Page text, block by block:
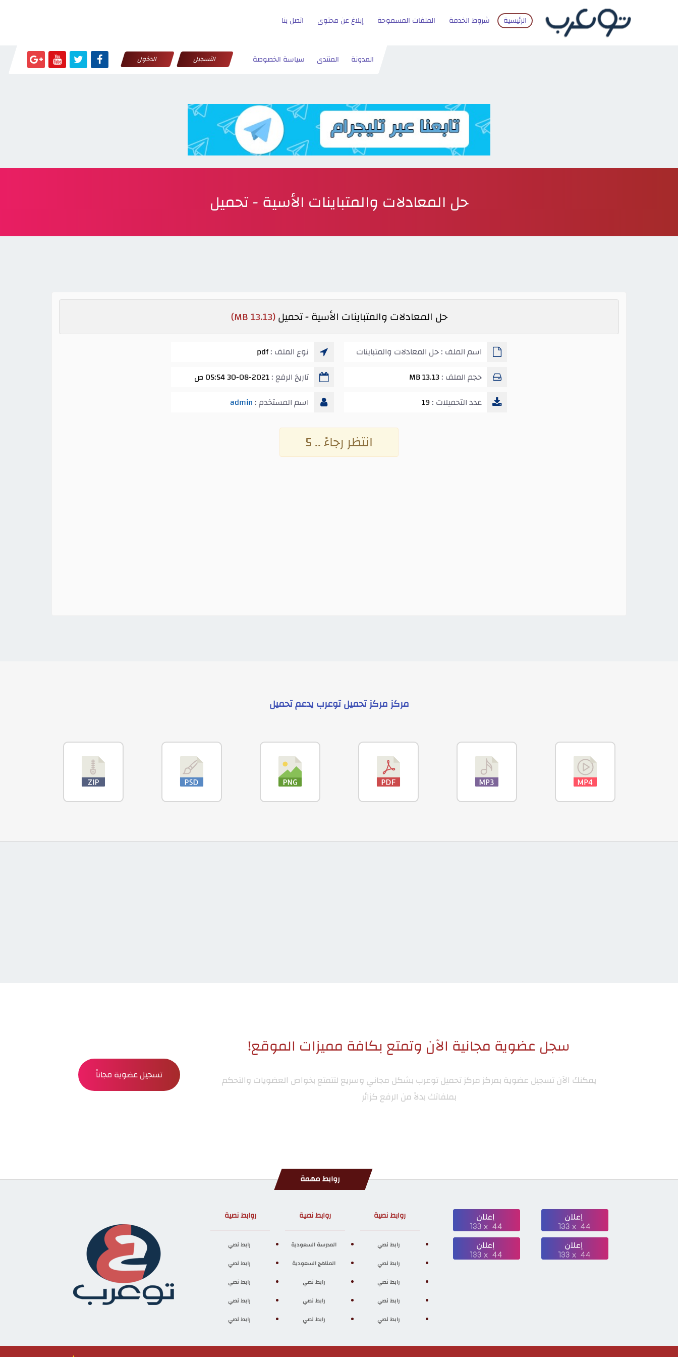
الرئيسية شروط الخدمة الملفات المسموحة إبلاغ عن محتوى اتصل بنا
المدونة المنتدى سياسة الخصوصة التسجيل الدخول
حل المعادلات والمتباينات الأسية - تحميل
حل المعادلات والمتباينات الأسية - تحميل(13.13 MB)
اسم الملف : حل المعادلات والمتباينات
الأسية
نوع الملف :pdf
حجم الملف :13.13 MB تاريخ الرفع :30-08-2021 05:54 ص
عدد التحميلات :19 اسم المستخدم : admin
انتظر رجاءً .. 5
مركزمركز تحميل توعرب يدعمتحميل
سجل عضوية مجانية الآن وتمتع بكافة مميزات الموقع!
يمكنك الآن تسجيل عضوية بمركزمركز تحميل توعرببشكل مجاني وسريع لتتمتع بخواص العضويات والتحكم
بملفاتك بدلاً من الرفع كزائر
تسجيل عضوية مجاناً
روابط مهمة
روابط نصية
رابط نصي
رابط نصي
رابط نصي
رابط نصي
رابط نصي
روابط نصية
المدرسة السعودية
المناهج السعودية
رابط نصي
رابط نصي
رابط نصي
روابط نصية
رابط نصي
رابط نصي
رابط نصي
رابط نصي
رابط نصي